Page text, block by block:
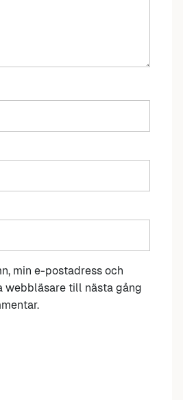
min e-postadress och
webbläsare till nästa gång